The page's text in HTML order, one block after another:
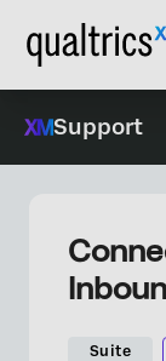
Support
Suite